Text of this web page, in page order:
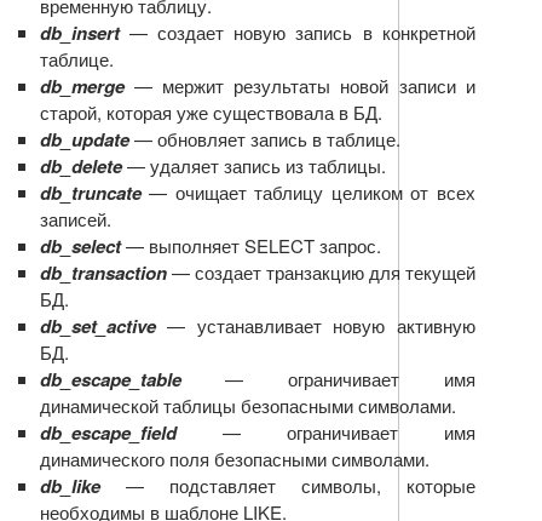
db_insert— создает новую запись в конкретной
таблице.
db_merge— мержит результаты новой записи и
старой, которая уже существовала в БД.
db_update— обновляет запись в таблице.
db_delete— удаляет запись из таблицы.
db_truncate— очищает таблицу целиком от всех
записей.
db_select— выполняет SELECT запрос.
db_transaction— создает транзакцию для текущей
БД.
db_set_active— устанавливает новую активную
БД.
db_escape_table— ограничивает имя
динамической таблицы безопасными символами.
db_escape_field— ограничивает имя
динамического поля безопасными символами.
db_like— подставляет символы, которые
необходимы в шаблоне LIKE.